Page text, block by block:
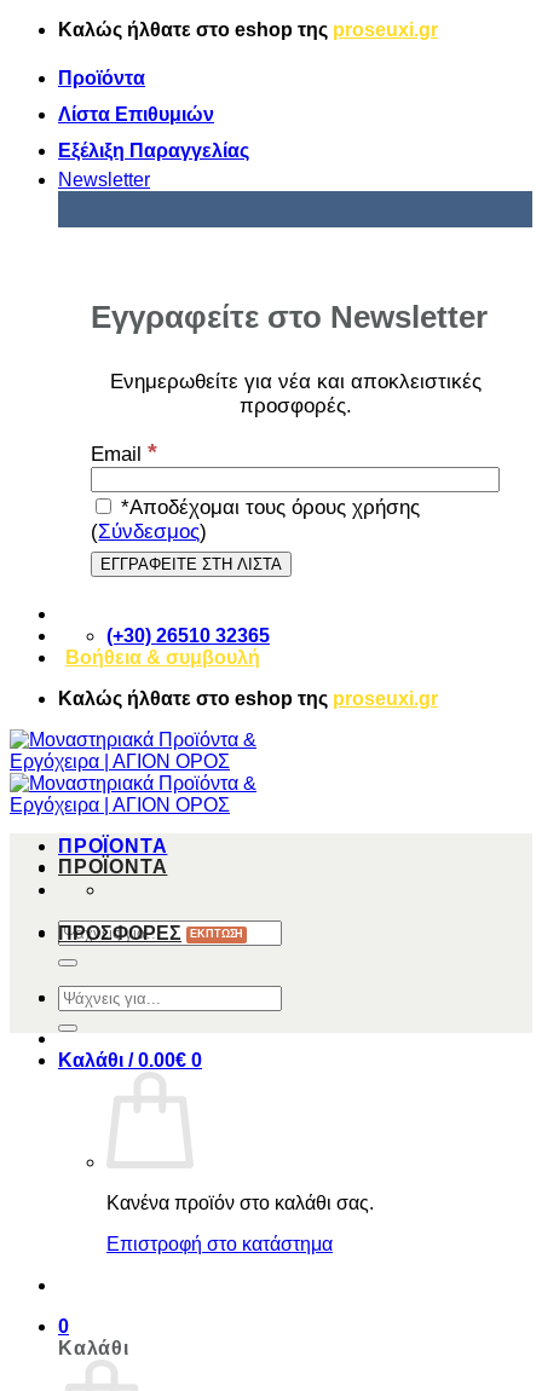
Μετάβαση
περιεχόμενο
Καλώς ήλθατε στο eshop της proseuxi.gr
Προϊόντα
Λίστα Επιθυμιών
Εξέλιξη Παραγγελίας
Newsletter
Εγγραφείτε στο Newsletter
Ενημερωθείτε για νέα και αποκλειστικές
προσφορές.
Email*
*Αποδέχομαι τους όρους χρήσης
(Σύνδεσμος)
(+30) 26510 32365
Βοήθεια & συμβουλή
Καλώς ήλθατε στο eshop της proseuxi.gr
ΠΡΟΪΟΝΤΑ
Αναζήτηση
για:
Καλάθι /0.00€ 0
Κανένα προϊόν στο καλάθι σας.
Επιστροφή στο κατάστημα
0
Καλάθι
ΠΡΟΪΟΝΤΑ
ΠΡΟΣΦΟΡΕΣ
Αναζήτηση
για: